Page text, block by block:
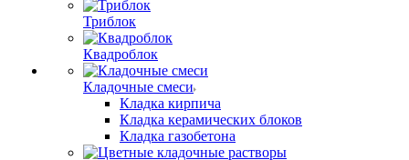
Триблок
Квадроблок
Кладочные смеси
Кладка кирпича
Кладка керамических блоков
Кладка газобетона